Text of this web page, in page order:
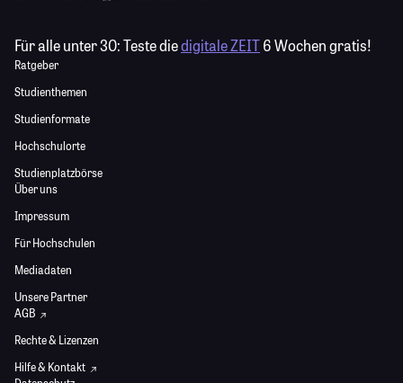
Für alle unter 30:Teste diedigitale ZEIT6 Wochen gratis!
Ratgeber
Studienthemen
Studienformate
Hochschulorte
Studienplatzbörse
Über uns
Impressum
Für Hochschulen
Mediadaten
Unsere Partner
AGB
Rechte & Lizenzen
Hilfe & Kontakt